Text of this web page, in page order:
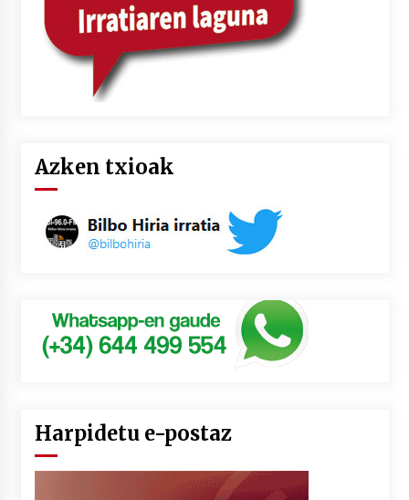
Azken txioak
Harpidetu e-postaz